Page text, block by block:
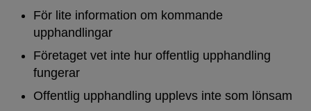
För lite information om kommande
upphandlingar
Företaget vet inte hur offentlig upphandling
fungerar
Offentlig upphandling upplevs inte som lönsam